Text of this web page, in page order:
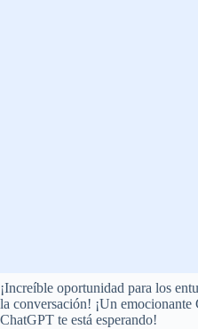
¡Increíble oportunidad para los
la conversación! ¡Un
ChatGPT te está esperando!